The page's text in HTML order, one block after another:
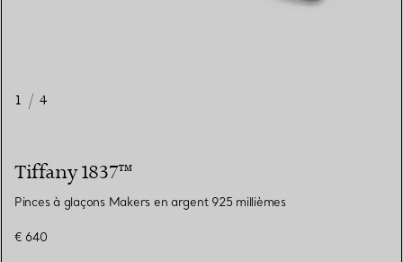
1 / 4
Tiffany 1837™
Pinces à glaçons Makers en argent 925 millièmes
€ 640